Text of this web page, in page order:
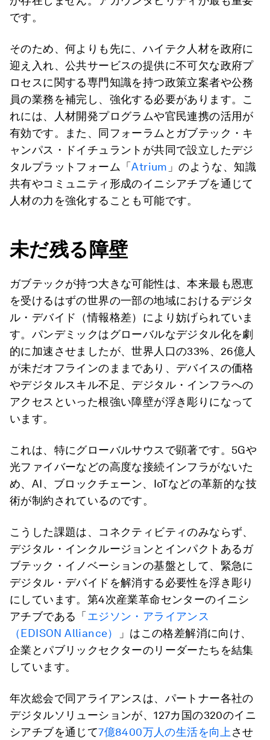
です。
そのため、何よりも先に、ハイテク人材を政府に
迎え入れ、公共サービスの提供に不可欠な政府プ
ロセスに関する専門知識を持つ政策立案者や公務
員の業務を補完し、強化する必要があります。こ
れには、人材開発プログラムや官民連携の活用が
有効です。また、同フォーラムとガブテック・キ
ャンパス・ドイチュラントが共同で設立したデジ
タルプラットフォーム「Atrium 」のような、知識
共有やコミュニティ形成のイニシアチブを通じて
人材の力を強化することも可能です。
未だ残る障壁
ガブテックが持つ大きな可能性は、本来最も恩恵
を受けるはずの世界の一部の地域におけるデジタ
ル・デバイド（情報格差）により妨げられていま
す。パンデミックはグローバルなデジタル化を劇
的に加速させましたが、世界人口の33%、26億人
が未だオフラインのままであり、デバイスの価格
やデジタルスキル不足、デジタル・インフラへの
アクセスといった根強い障壁が浮き彫りになって
います。
これは、特にグローバルサウスで顕著です。5Gや
光ファイバーなどの高度な接続インフラがないた
め、AI、ブロックチェーン、IoTなどの革新的な技
術が制約されているのです。
こうした課題は、コネクティビティのみならず、
デジタル・インクルージョンとインパクトあるガ
ブテック・イノベーションの基盤として、緊急に
デジタル・デバイドを解消する必要性を浮き彫り
にしています。第4次産業革命センターのイニシ
アチブである「 エジソン・アライアンス
（EDISON Alliance）
」はこの格差解消に向け、
企業とパブリックセクターのリーダーたちを結集
しています。
年次総会で同アライアンスは、パートナー各社の
デジタルソリューションが、127カ国の320のイニ
シアチブを通じて7億8400万人の生活を向上 させ